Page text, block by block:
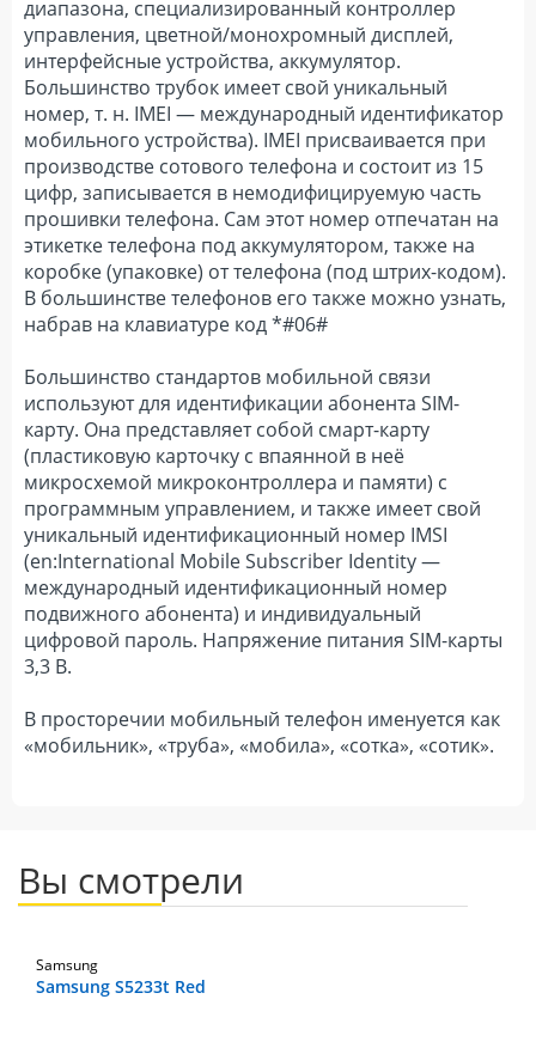
диапазона, специализированный контроллер
управления, цветной/монохромный дисплей,
интерфейсные устройства, аккумулятор.
Большинство трубок имеет свой уникальный
номер, т. н. IMEI — международный идентификатор
мобильного устройства). IMEI присваивается при
производстве сотового телефона и состоит из 15
цифр, записывается в немодифицируемую часть
прошивки телефона. Сам этот номер отпечатан на
этикетке телефона под аккумулятором, также на
коробке (упаковке) от телефона (под штрих-кодом).
В большинстве телефонов его также можно узнать,
набрав на клавиатуре код *#06#
Большинство стандартов мобильной связи
используют для идентификации абонента SIM-
карту. Она представляет собой смарт-карту
(пластиковую карточку с впаянной в неё
микросхемой микроконтроллера и памяти) с
программным управлением, и также имеет свой
уникальный идентификационный номер IMSI
(en:International Mobile Subscriber Identity —
международный идентификационный номер
подвижного абонента) и индивидуальный
цифровой пароль. Напряжение питания SIM-карты
3,3 В.
В просторечии мобильный телефон именуется как
«мобильник», «труба», «мобила», «сотка», «сотик».
Вы смотрели
Samsung
Samsung S5233t Red